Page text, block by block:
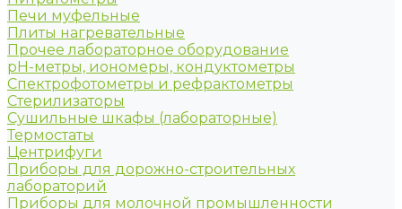
Печи муфельные
Плиты нагревательные
Прочее лабораторное оборудование
рН-метры, иономеры, кондуктометры
Спектрофотометры и рефрактометры
Стерилизаторы
Сушильные шкафы (лабораторные)
Термостаты
Центрифуги
Приборы для дорожно-строительных
лабораторий
Приборы для молочной промышленности